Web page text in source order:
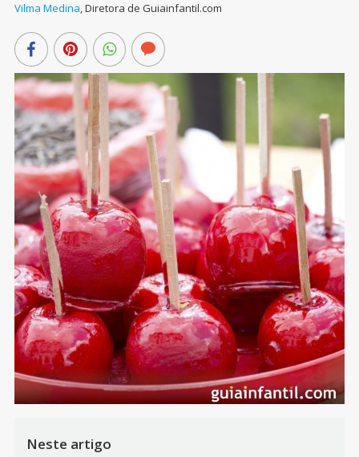
Vilma Medina,Diretora de Guiainfantil.com
Neste artigo